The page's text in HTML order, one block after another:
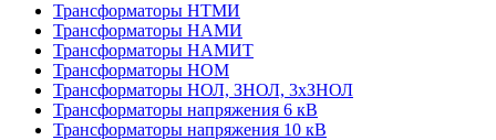
Трансформаторы НТМИ
Трансформаторы НАМИ
Трансформаторы НАМИТ
Трансформаторы НОМ
Трансформаторы НОЛ, ЗНОЛ, 3хЗНОЛ
Трансформаторы напряжения 6 кВ
Трансформаторы напряжения 10 кВ